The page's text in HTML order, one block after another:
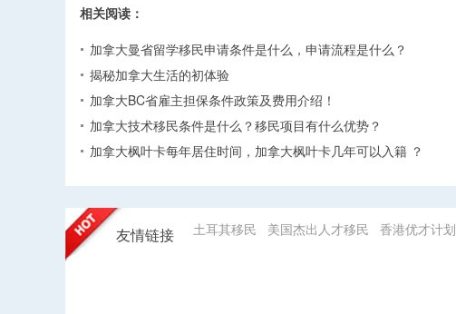
相关阅读：
加拿大曼省留学移民申请条件是什么，申请流程是什么？
揭秘加拿大生活的初体验
加拿大BC省雇主担保条件政策及费用介绍！
加拿大技术移民条件是什么？移民项目有什么优势？
加拿大枫叶卡每年居住时间，加拿大枫叶卡几年可以入籍 ？
友情链接 土耳其移民 美国杰出人才移民 香港优才计划